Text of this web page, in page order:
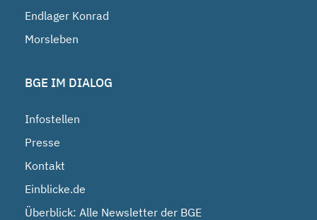
Endlager Konrad
Morsleben
BGE IM DIALOG
Infostellen
Presse
Kontakt
Einblicke.de
Überblick: Alle Newsletter der BGE